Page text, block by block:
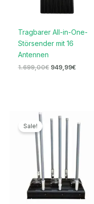
Tragbarer All-in-One-
Störsender mit 16
Antennen
1.699,00€ 949,99€
Sale!
Ursprünglicher
Preis
5.799,00€